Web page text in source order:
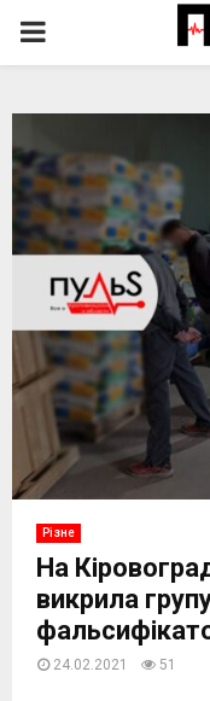
PRIMARY
Різне
На
викрила
24.02.2021 51